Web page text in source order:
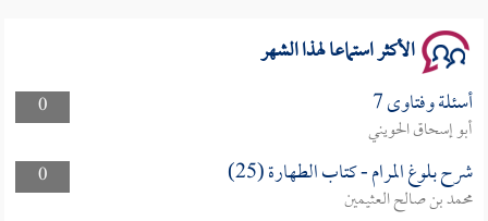
الأكثر استماعا لهذا الشهر
0 أسئلة وفتاوى 7
أبو إسحاق الحويني
0
شرح بلوغ المرام - كتاب الطهارة (25)
محمد بن صالح العثيمين